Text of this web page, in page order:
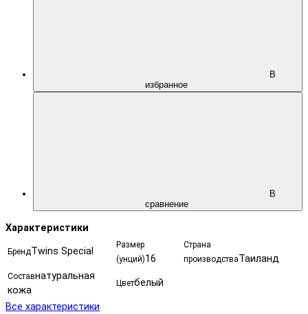
В
избранное
В
сравнение
Характеристики
БрендTwins Special
Размер
(унций)16
Страна
производстваТаиланд
Составнатуральная
кожа
Цветбелый
Все характеристики